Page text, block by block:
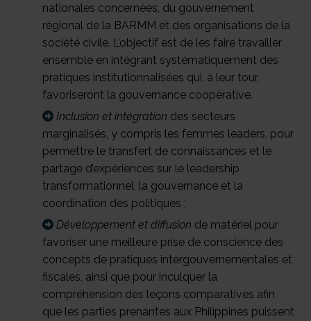
nationales concernées, du gouvernement
régional de la BARMM et des organisations de la
société civile. L’objectif est de les faire travailler
ensemble en intégrant systématiquement des
pratiques institutionnalisées qui, à leur tour,
favoriseront la gouvernance coopérative.
Inclusion et intégration des secteurs
marginalisés, y compris les femmes leaders, pour
permettre le transfert de connaissances et le
partage d’expériences sur le leadership
transformationnel, la gouvernance et la
coordination des politiques ;
Développement et diffusion de matériel pour
favoriser une meilleure prise de conscience des
concepts de pratiques intergouvernementales et
fiscales, ainsi que pour inculquer la
compréhension des leçons comparatives afin
que les parties prenantes aux Philippines puissent